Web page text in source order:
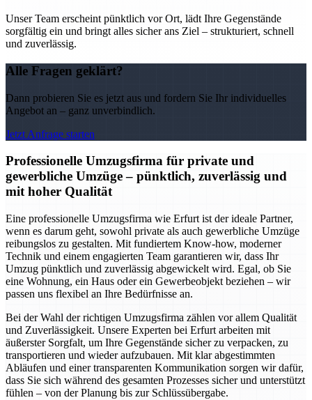
Unser Team erscheint pünktlich vor Ort, lädt Ihre Gegenstände
sorgfältig ein und bringt alles sicher ans Ziel – strukturiert, schnell
und zuverlässig.
Alle Fragen geklärt?
Dann probieren Sie es jetzt aus und fordern Sie Ihr individuelles
Angebot an – ganz unverbindlich.
Jetzt Anfrage starten
Professionelle Umzugsfirma für private und
gewerbliche Umzüge – pünktlich, zuverlässig und
mit hoher Qualität
Eine professionelle Umzugsfirma wie Erfurt ist der ideale Partner,
wenn es darum geht, sowohl private als auch gewerbliche Umzüge
reibungslos zu gestalten. Mit fundiertem Know-how, moderner
Technik und einem engagierten Team garantieren wir, dass Ihr
Umzug pünktlich und zuverlässig abgewickelt wird. Egal, ob Sie
eine Wohnung, ein Haus oder ein Gewerbeobjekt beziehen – wir
passen uns flexibel an Ihre Bedürfnisse an.
Bei der Wahl der richtigen Umzugsfirma zählen vor allem Qualität
und Zuverlässigkeit. Unsere Experten bei Erfurt arbeiten mit
äußerster Sorgfalt, um Ihre Gegenstände sicher zu verpacken, zu
transportieren und wieder aufzubauen. Mit klar abgestimmten
Abläufen und einer transparenten Kommunikation sorgen wir dafür,
dass Sie sich während des gesamten Prozesses sicher und unterstützt
fühlen – von der Planung bis zur Schlüssübergabe.